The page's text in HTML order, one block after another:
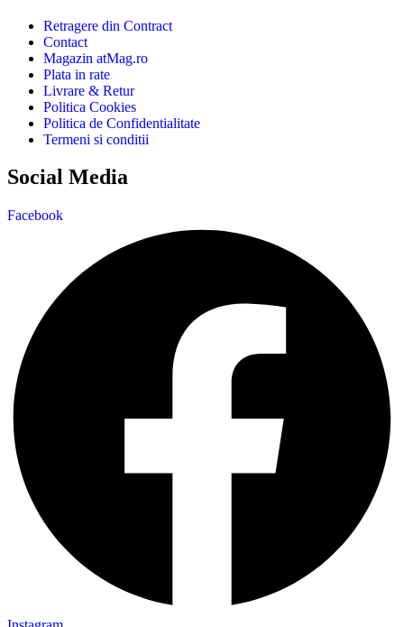
Retragere din Contract
Contact
Magazin atMag.ro
Plata in rate
Livrare & Retur
Politica Cookies
Politica de Confidentialitate
Termeni si conditii
Social Media
Facebook